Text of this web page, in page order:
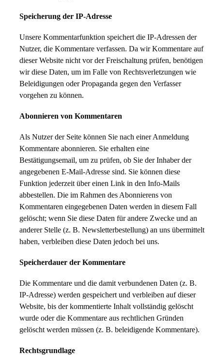
Speicherung der IP-Adresse
Unsere Kommentarfunktion speichert die IP-Adressen der
Nutzer, die Kommentare verfassen. Da wir Kommentare auf
dieser Website nicht vor der Freischaltung prüfen, benötigen
wir diese Daten, um im Falle von Rechtsverletzungen wie
Beleidigungen oder Propaganda gegen den Verfasser
vorgehen zu können.
Abonnieren von Kommentaren
Als Nutzer der Seite können Sie nach einer Anmeldung
Kommentare abonnieren. Sie erhalten eine
Bestätigungsemail, um zu prüfen, ob Sie der Inhaber der
angegebenen E-Mail-Adresse sind. Sie können diese
Funktion jederzeit über einen Link in den Info-Mails
abbestellen. Die im Rahmen des Abonnierens von
Kommentaren eingegebenen Daten werden in diesem Fall
gelöscht; wenn Sie diese Daten für andere Zwecke und an
anderer Stelle (z. B. Newsletterbestellung) an uns übermittelt
haben, verbleiben diese Daten jedoch bei uns.
Speicherdauer der Kommentare
Die Kommentare und die damit verbundenen Daten (z. B.
IP-Adresse) werden gespeichert und verbleiben auf dieser
Website, bis der kommentierte Inhalt vollständig gelöscht
wurde oder die Kommentare aus rechtlichen Gründen
gelöscht werden müssen (z. B. beleidigende Kommentare).
Rechtsgrundlage